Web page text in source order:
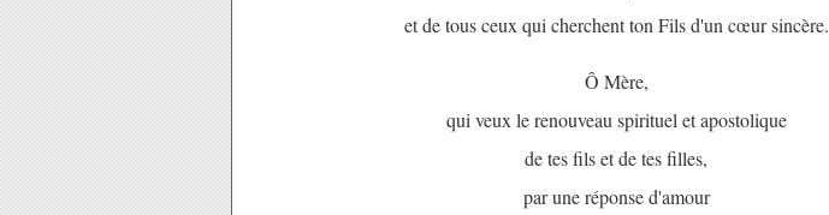
et de tous ceux qui cherchent ton Fils d'un cœur sincère.
Ô Mère,
qui veux le renouveau spirituel et apostolique
de tes fils et de tes filles,
par une réponse d'amour